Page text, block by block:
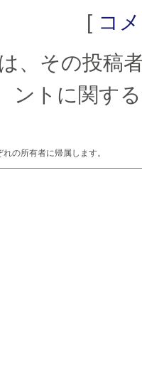
[ コ
、その投稿
ントに関す
の所有者に帰属します。